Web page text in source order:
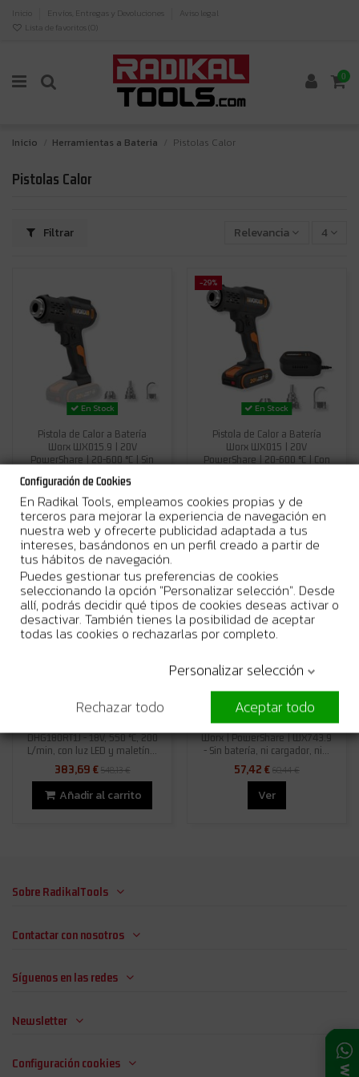
Inicio Envíos, Entregas y Devoluciones
Aviso legal
Lista de favoritos ( 0)
0
Inicio Herramientas a Bateria Pistolas Calor
Pistolas Calor
Filtrar Relevancia 4
En Stock
Pistola de Calor a Batería
Worx WX015.9 | 20V
PowerShare | 20-600 °C | Sin
101,23 €
Añadir al carrito
-29%
En Stock
Pistola de Calor a Batería
Worx WX015 | 20V
PowerShare | 20-600 °C | Con
Añadir al carrito
-30%
Disponible bajo pedido
DHG180RT1J - 18V, 550 °C, 200
L/min, con luz LED y maletín...
383,69 €548,13 €
Añadir al carrito
-5%
No disponible
Pistola de calor MakerX 20V
Worx | PowerShare | WX743.9
- Sin batería, ni cargador, ni...
57,42 €60,44 €
Ver
Sobre RadikalTools
Contactar con nosotros
Síguenos en las redes
Newsletter
Configuración cookies
Configuración de Cookies
En Radikal Tools, empleamos cookies propias y de
terceros para mejorar la experiencia de navegación en
nuestra web y ofrecerte publicidad adaptada a tus
intereses, basándonos en un perfil creado a partir de
tus hábitos de navegación.
Puedes gestionar tus preferencias de cookies
seleccionando la opción "Personalizar selección". Desde
allí, podrás decidir qué tipos de cookies deseas activar o
desactivar. También tienes la posibilidad de aceptar
todas las cookies o rechazarlas por completo.
Personalizar selección
Rechazar todo
Aceptar todo